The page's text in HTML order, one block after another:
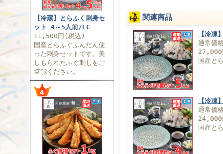
【冷蔵】とらふく刺身セ
ット 4～5人前/EC
11,500円(税込)
国産とらふぐふんだん使
った刺身セットです。美
しもられたふぐ刺しをご
堪能ください。
関連商品
【冷凍
通常
国産と
【冷凍
通常
国産と